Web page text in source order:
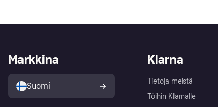
Klarna
Tietoja meistä
Töihin Klarnalle
Markkina
Suomi